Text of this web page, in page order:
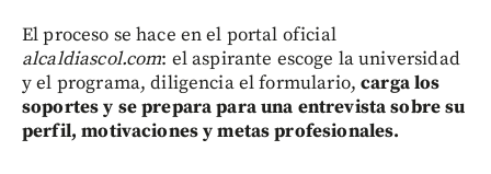
El proceso se hace en el portal oficial
alcaldiascol.com: el aspirante escoge la universidad
y el programa, diligencia el formulario,carga los
soportes y se prepara para una entrevista sobre su
perfil, motivaciones y metas profesionales.